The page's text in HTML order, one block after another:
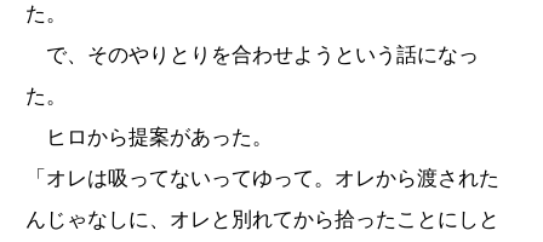
た。
で、そのやりとりを合わせようという話になっ
た。
ヒロから提案があった。
「オレは吸ってないってゆって。オレから渡された
んじゃなしに、オレと別れてから拾ったことにしと